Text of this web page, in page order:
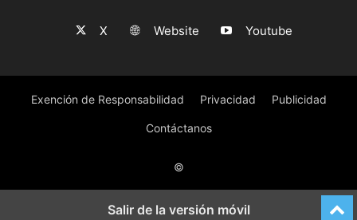
X Website Youtube
Exención de Responsabilidad Privacidad Publicidad
Contáctanos
©
Salir de la versión móvil